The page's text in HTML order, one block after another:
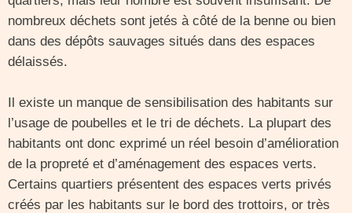
nombreux déchets sont jetés à côté de la benne ou bien
dans des dépôts sauvages situés dans des espaces
délaissés.
Il existe un manque de sensibilisation des habitants sur
l’usage de poubelles et le tri de déchets. La plupart des
habitants ont donc exprimé un réel besoin d’amélioration
de la propreté et d’aménagement des espaces verts.
Certains quartiers présentent des espaces verts privés
créés par les habitants sur le bord des trottoirs, or très